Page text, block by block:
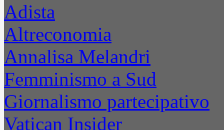
Adista
Altreconomia
Annalisa Melandri
Femminismo a Sud
Giornalismo partecipativo
Vatican Insider